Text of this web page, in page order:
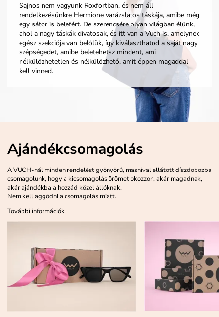
Sajnos nem vagyunk Roxfortban, és nem áll
rendelkezésünkre Hermione varázslatos táskája, amibe még
egy sátor is belefért. De szerencsére olyan világban élünk,
ahol a nagy táskák divatosak, és itt van a Vuch is, amelynek
egész szekciója van belőlük, így kiválaszthatod a saját nagy
szépségedet, amibe beletehetsz mindent, ami
nélkülözhetetlen és nélkülözhető, amit éppen magaddal
kell vinned.
Ajándékcsomagolás
A VUCH-nál minden rendelést gyönyörű, masnival ellátott díszdobozba
csomagolunk, hogy a kicsomagolás örömet okozzon, akár magadnak,
akár ajándékba a hozzád közel állóknak.
Nem kell aggódni a csomagolás miatt.
További információk